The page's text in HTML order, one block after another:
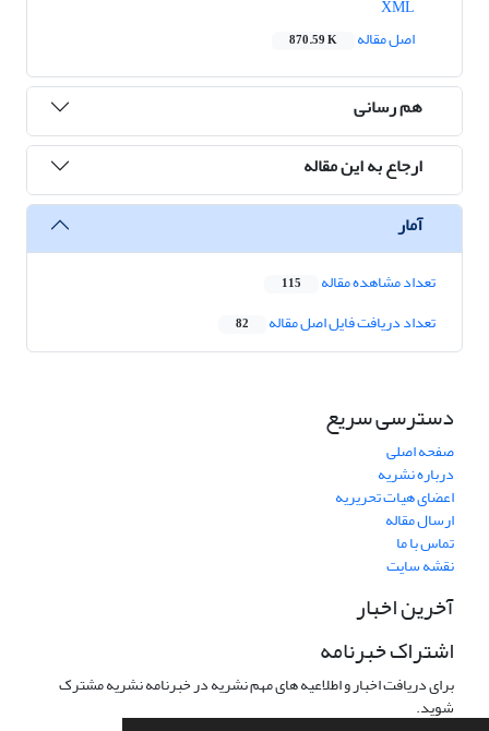
اصل مقاله
870.59 K
هم رسانی
ارجاع به این مقاله
آمار
تعداد مشاهده مقاله 115
تعداد دریافت فایل اصل مقاله 82
دسترسی سریع
صفحه اصلی
درباره نشریه
اعضای هیات تحریریه
ارسال مقاله
تماس با ما
نقشه سایت
آخرین اخبار
اشتراک خبرنامه
برای دریافت اخبار و اطلاعیه های مهم نشریه در خبرنامه نشریه مشترک
شوید.